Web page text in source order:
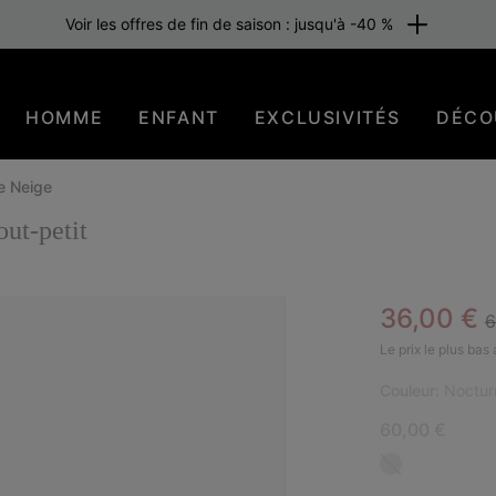
Voir les offres de fin de saison : jusqu'à -40 %
HOMME ENFANT EXCLUSIVITÉS
Neige
petit
EN
Sale
36,00 €
Le prix le plus bas